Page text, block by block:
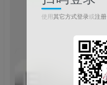
1/18
使用其它方式登录或注册